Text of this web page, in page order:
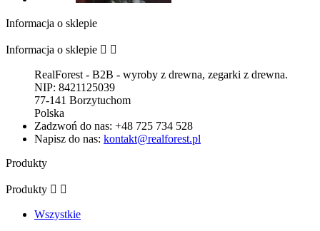
Informacja o sklepie
Informacja o sklepie  
RealForest - B2B - wyroby z drewna, zegarki z drewna.
NIP: 8421125039
77-141 Borzytuchom
Polska
Zadzwoń do nas: +48 725 734 528
Napisz do nas: kontakt@realforest.pl
Produkty
Produkty  
Wszystkie